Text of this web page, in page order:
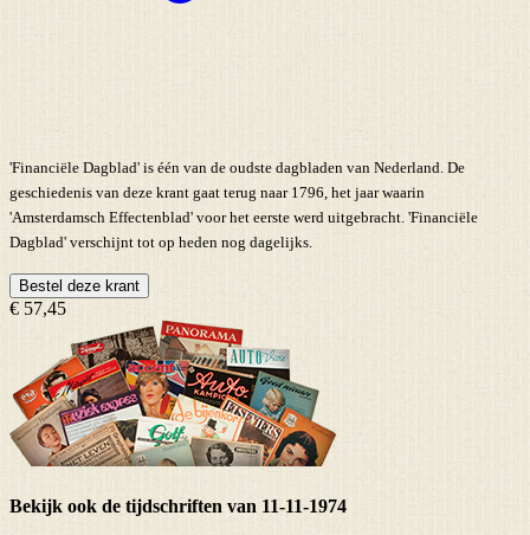
'Financiële Dagblad' is één van de oudste dagbladen van Nederland. De
geschiedenis van deze krant gaat terug naar 1796, het jaar waarin
'Amsterdamsch Effectenblad' voor het eerste werd uitgebracht. 'Financiële
Dagblad' verschijnt tot op heden nog dagelijks.
Bestel deze krant
€ 57,45
Bekijk ook de tijdschriften van 11-11-1974